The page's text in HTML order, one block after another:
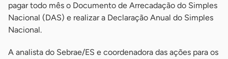
pagar todo mês o Documento de Arrecadação do Simples
Nacional (DAS) e realizar a Declaração Anual do Simples
Nacional.
A analista do Sebrae/ES e coordenadora das ações para os